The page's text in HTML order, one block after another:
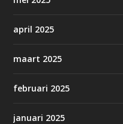
april 2025
maart 2025
februari 2025
januari 2025